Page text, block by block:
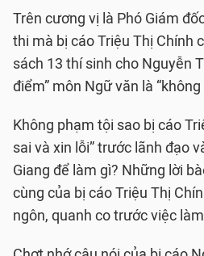
Trên cương vị là Phó Giám
thi mà bị cáo Triệu Thị Chính
sách 13 thí sinh cho Nguyễn
điểm” môn Ngữ văn là
Không phạm tội sao bị cáo
sai và xin lỗi” trước lãnh đạo
Giang để làm gì? Những lời
cùng của bị cáo Triệu Thị
ngôn, quanh co trước việc